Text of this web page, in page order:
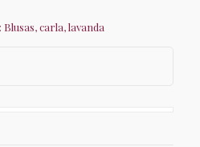
Blusas,carla,lavanda